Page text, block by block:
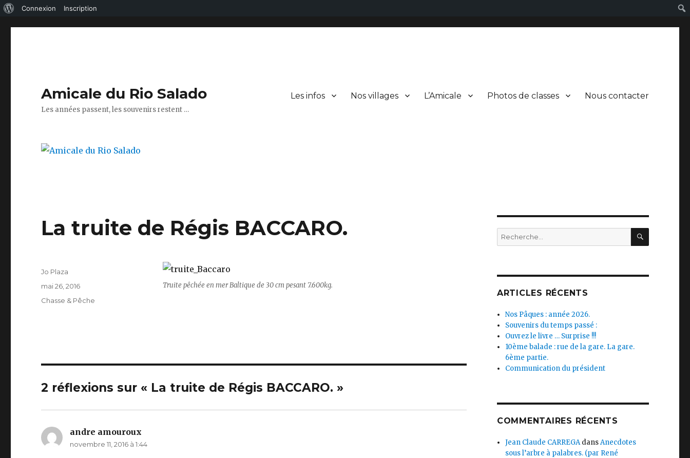
Connexion Inscription
Amicale du Rio Salado
Les années passent, les souvenirs restent …
Les infos Nos villages L’Amicale Photos de classes Nous contacter
La truite de Régis BACCARO.
Truite pêchée en mer Baltique de 30 cm pesant 7.600kg.
Auteur
Jo Plaza
Publié
le
mai 26, 2016
Catégories
Chasse & Pêche
2 réflexions sur « La truite de Régis BACCARO. »
andre amouroux
novembre 11, 2016 à 1:44
Recherche
pour :
ARTICLES RÉCENTS
Nos Pâques : année 2026.
Souvenirs du temps passé :
Ouvrez le livre … Surprise !!!
10ème balade : rue de la gare. La gare.
6ème partie.
Communication du président
COMMENTAIRES RÉCENTS
Jean Claude CARREGAdansAnecdotes
sous l’arbre à palabres. (par René